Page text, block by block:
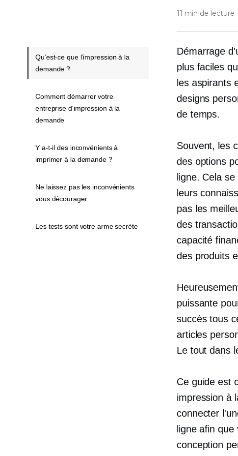
11 min de lecture
Démarrage
plus faciles
les aspirants
designs
de temps.
Souvent, les
des options
ligne. Cela
leurs
pas les
des
capacité
des produits
puissante
succès tous
articles
Le tout dans
Ce guide est
impression à
connecter
ligne afin
conception
Qu’est-ce que l’impression à la
demande ?
Comment démarrer votre
entreprise d'impression à la
demande
Y a-t-il des inconvénients à
imprimer à la demande ?
Ne laissez pas les inconvénients
vous décourager
Les tests sont votre arme secrète